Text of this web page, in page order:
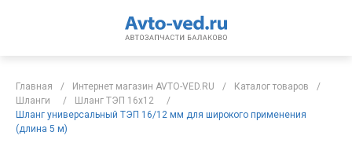
Главная / Интернет магазин AVTO-VED.RU / Каталог товаров
/
Шланги
/ Шланг ТЭП 16х12
/
Шланг универсальный ТЭП 16/12 мм для широкого применения
(длина 5 м)